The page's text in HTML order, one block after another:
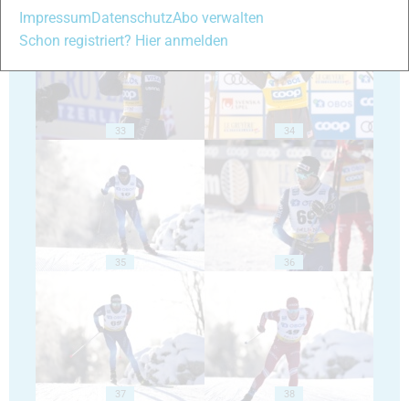
33 34
35 36
37 38
ImpressumDatenschutzAbo verwalten
Schon registriert? Hier anmelden